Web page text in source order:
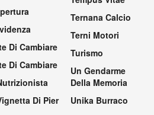
Di Cambiare
Di Cambiare
Di Pier
Ternana Calcio
Terni Motori
Turismo
Un Gendarme
Della Memoria
Unika Burraco